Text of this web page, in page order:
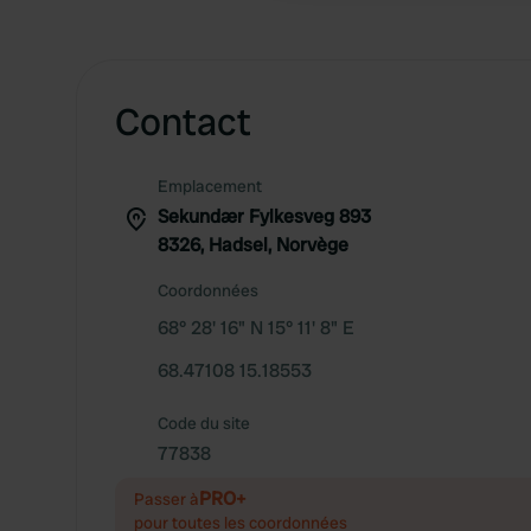
Contact
Emplacement
Sekundær Fylkesveg 893
8326, Hadsel, Norvège
Coordonnées
68° 28' 16" N 15° 11' 8" E
68.47108 15.18553
Code du site
77838
Passer àPRO+
pour toutes les coordonnées